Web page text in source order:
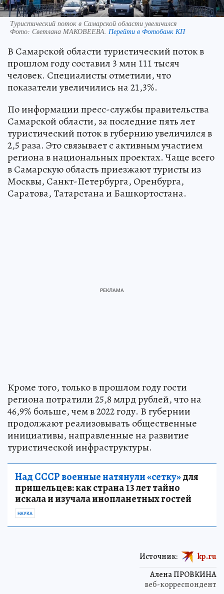
Туристический поток в Самарской области увеличился
Фото: Светлана МАКОВЕЕВА. Перейти в Фотобанк КП
В Самарской области туристический поток в
прошлом году составил 3 млн 111 тысяч
человек. Специалисты отметили, что
показатели увеличились на 21,3%.
По информации пресс-службы правительства
Самарской области, за последние пять лет
туристический поток в губернию увеличился в
2,5 раза. Это связывает с активным участием
региона в национальных проектах. Чаще всего
в Самарскую область приезжают туристы из
Москвы, Санкт-Петербурга, Оренбурга,
Саратова, Татарстана и Башкортостана.
Кроме того, только в прошлом году гости
региона потратили 25,8 млрд рублей, что на
46,9% больше, чем в 2022 году. В губернии
продолжают реализовывать общественные
инициативы, направленные на развитие
туристической инфраструктуры.
Над СССР военные натянули «сетку»для
пришельцев: как страна 13 лет тайно
искала и изучала инопланетных гостей
НАУКА
Алена ПРОВКИНА
веб-корреспондент
Источник: kp.ru